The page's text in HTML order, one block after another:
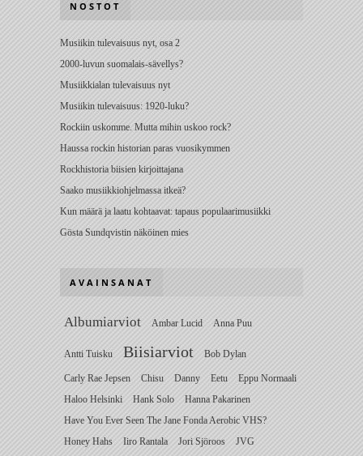
NOSTOT
Musiikin tulevaisuus nyt, osa 2
2000-luvun suomalais-sävellys?
Musiikkialan tulevaisuus nyt
Musiikin tulevaisuus: 1920-luku?
Rockiin uskomme. Mutta mihin uskoo rock?
Haussa rockin historian paras vuosikymmen
Rockhistoria biisien kirjoittajana
Saako musiikkiohjelmassa itkeä?
Kun määrä ja laatu kohtaavat: tapaus populaarimusiikki
Gösta Sundqvistin näköinen mies
AVAINSANAT
Albumiarviot Ambar Lucid Anna Puu
Antti Tuisku Biisiarviot Bob Dylan
Carly Rae Jepsen Chisu Danny Eetu
Eppu Normaali
Haloo Helsinki
Hank Solo
Hanna Pakarinen
Have You Ever Seen The Jane Fonda Aerobic VHS?
Honey Hahs
Iiro Rantala Jori Sjöroos
JVG